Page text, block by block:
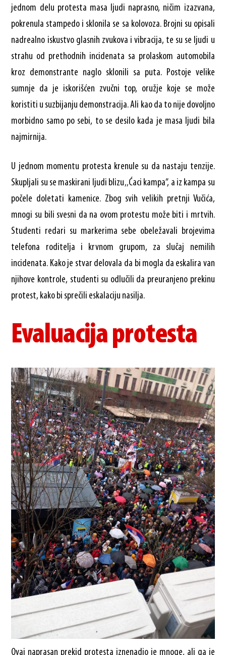
jednom delu protesta masa ljudi naprasno, ničim izazvana,
pokrenula stampedo i sklonila se sa kolovoza. Brojni su opisali
nadrealno iskustvo glasnih zvukova i vibracija, te su se ljudi u
strahu od prethodnih incidenata sa prolaskom automobila
kroz demonstrante naglo sklonili sa puta. Postoje velike
sumnje da je iskorišćen zvučni top, oružje koje se može
koristiti u suzbijanju demonstracija. Ali kao da to nije dovoljno
morbidno samo po sebi, to se desilo kada je masa ljudi bila
najmirnija.
U jednom momentu protesta krenule su da nastaju tenzije.
Skupljali su se maskirani ljudi blizu ‚‚Ćaci kampa”, a iz kampa su
počele doletati kamenice. Zbog svih velikih pretnji Vučića,
mnogi su bili svesni da na ovom protestu može biti i mrtvih.
Studenti redari su markerima sebe obeležavali brojevima
telefona roditelja i krvnom grupom, za slučaj nemilih
incidenata. Kako je stvar delovala da bi mogla da eskalira van
njihove kontrole, studenti su odlučili da preuranjeno prekinu
protest, kako bi sprečili eskalaciju nasilja.
Evaluacija protesta
Ovaj naprasan prekid protesta iznenadio je mnoge, ali ga je